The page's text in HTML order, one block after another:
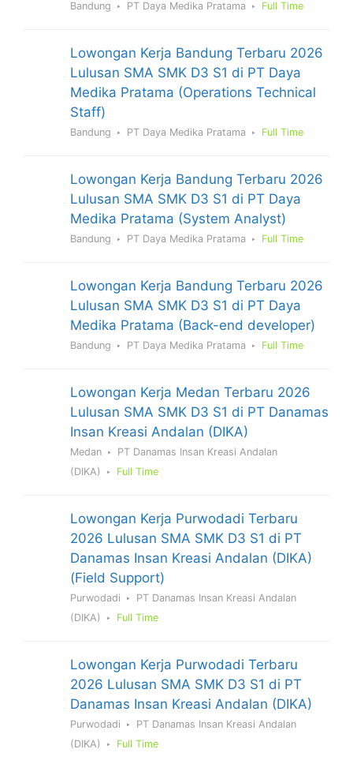
Bandung PT Daya Medika Pratama Full Time
Lowongan Kerja Bandung Terbaru 2026
Lulusan SMA SMK D3 S1 di PT Daya
Medika Pratama (Operations Technical
Staff)
Bandung PT Daya Medika Pratama Full Time
Lowongan Kerja Bandung Terbaru 2026
Lulusan SMA SMK D3 S1 di PT Daya
Medika Pratama (System Analyst)
Bandung PT Daya Medika Pratama Full Time
Lowongan Kerja Bandung Terbaru 2026
Lulusan SMA SMK D3 S1 di PT Daya
Medika Pratama (Back-end developer)
Bandung PT Daya Medika Pratama Full Time
Lowongan Kerja Medan Terbaru 2026
Lulusan SMA SMK D3 S1 di PT Danamas
Insan Kreasi Andalan (DIKA)
Medan
PT Danamas Insan Kreasi Andalan
(DIKA)
Full Time
Lowongan Kerja Purwodadi Terbaru
2026 Lulusan SMA SMK D3 S1 di PT
Danamas Insan Kreasi Andalan (DIKA)
(Field Support)
Purwodadi
PT Danamas Insan Kreasi Andalan
(DIKA)
Full Time
Lowongan Kerja Purwodadi Terbaru
2026 Lulusan SMA SMK D3 S1 di PT
Danamas Insan Kreasi Andalan (DIKA)
Purwodadi
PT Danamas Insan Kreasi Andalan
(DIKA)
Full Time